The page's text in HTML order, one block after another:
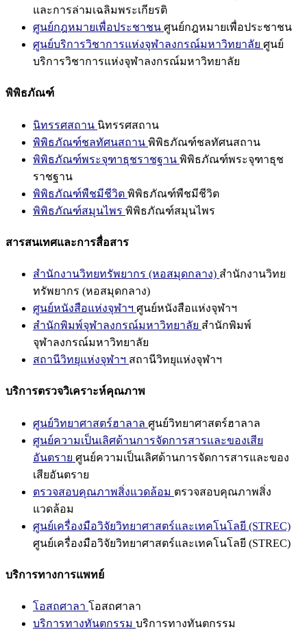
และการล่ามเฉลิมพระเกียรติ
ศูนย์กฎหมายเพื่อประชาชน ศูนย์กฎหมายเพื่อประชาชน
ศูนย์บริการวิชาการแห่งจุฬาลงกรณ์มหาวิทยาลัย ศูนย์
บริการวิชาการแห่งจุฬาลงกรณ์มหาวิทยาลัย
พิพิธภัณฑ์
นิทรรศสถาน นิทรรศสถาน
พิพิธภัณฑ์ชลทัศนสถาน พิพิธภัณฑ์ชลทัศนสถาน
พิพิธภัณฑ์พระจุฑาธุชราชฐาน พิพิธภัณฑ์พระจุฑาธุช
ราชฐาน
พิพิธภัณฑ์พืชมีชีวิต พิพิธภัณฑ์พืชมีชีวิต
พิพิธภัณฑ์สมุนไพร พิพิธภัณฑ์สมุนไพร
สารสนเทศและการสื่อสาร
สำนักงานวิทยทรัพยากร (หอสมุดกลาง) สำนักงานวิทย
ทรัพยากร (หอสมุดกลาง)
ศูนย์หนังสือแห่งจุฬาฯ ศูนย์หนังสือแห่งจุฬาฯ
สำนักพิมพ์จุฬาลงกรณ์มหาวิทยาลัย สำนักพิมพ์
จุฬาลงกรณ์มหาวิทยาลัย
สถานีวิทยุแห่งจุฬาฯ สถานีวิทยุแห่งจุฬาฯ
บริการตรวจวิเคราะห์คุณภาพ
ศูนย์วิทยาศาสตร์ฮาลาล ศูนย์วิทยาศาสตร์ฮาลาล
ศูนย์ความเป็นเลิศด้านการจัดการสารและของเสีย
อันตราย ศูนย์ความเป็นเลิศด้านการจัดการสารและของ
เสียอันตราย
ตรวจสอบคุณภาพสิ่งแวดล้อม ตรวจสอบคุณภาพสิ่ง
แวดล้อม
ศูนย์เครื่องมือวิจัยวิทยาศาสตร์และเทคโนโลยี (STREC)
ศูนย์เครื่องมือวิจัยวิทยาศาสตร์และเทคโนโลยี (STREC)
บริการทางการแพทย์
โอสถศาลา โอสถศาลา
บริการทางทันตกรรม บริการทางทันตกรรม